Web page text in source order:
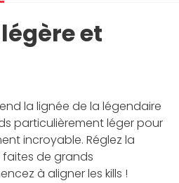
et
la lignée de la légendaire
particulièrement léger pour
incroyable. Réglez la
faites de grands
à aligner les kills !